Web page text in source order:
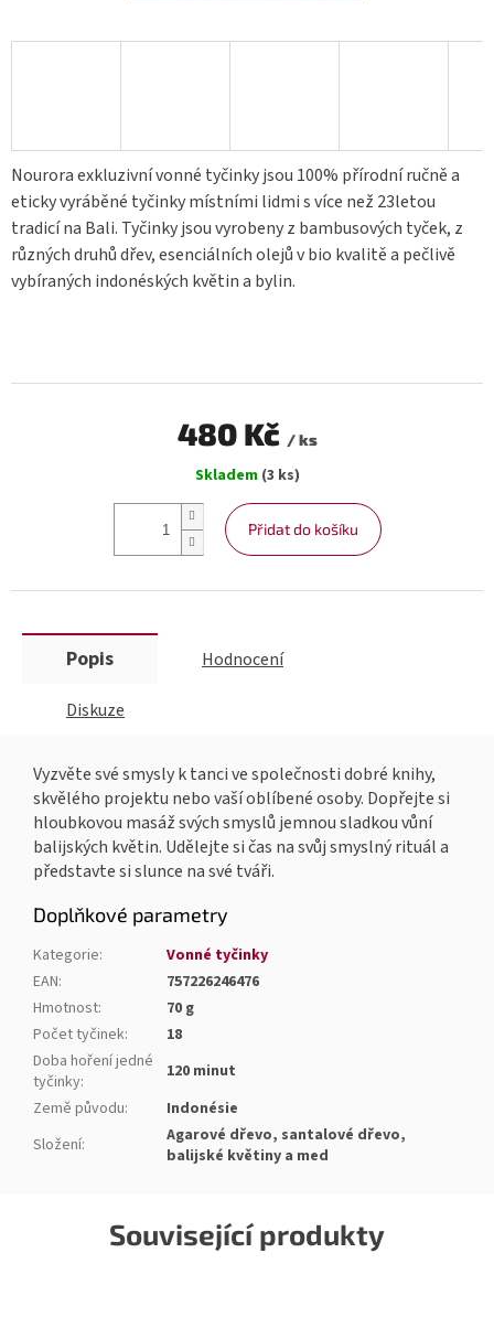
Nourora exkluzivní vonné tyčinky jsou 100% přírodní ručně a
eticky vyráběné tyčinky místními lidmi s více než 23letou
tradicí na Bali. Tyčinky jsou vyrobeny z bambusových tyček, z
různých druhů dřev, esenciálních olejů v bio kvalitě a pečlivě
vybíraných indonéských květin a bylin.
480 Kč / ks
cena:
Skladem (3 ks)
Přidat do košíku
Související produkty
Popis Hodnocení
Diskuze
Vyzvěte své smysly k tanci ve společnosti dobré knihy,
skvělého projektu nebo vaší oblíbené osoby. Dopřejte si
hloubkovou masáž svých smyslů jemnou sladkou vůní
balijských květin. Udělejte si čas na svůj smyslný rituál a
představte si slunce na své tváři.
Doplňkové parametry
Kategorie:
Vonné tyčinky
EAN:
757226246476
Hmotnost:
70 g
Počet tyčinek:
18
Doba hoření jedné
tyčinky:
120 minut
Země původu:
Indonésie
Složení:
Agarové dřevo, santalové dřevo,
balijské květiny a med